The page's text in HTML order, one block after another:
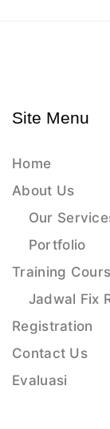
Site Menu
Home
About Us
Our
Portfolio
Training
Jadwal Fix
Registration
Contact Us
Evaluasi